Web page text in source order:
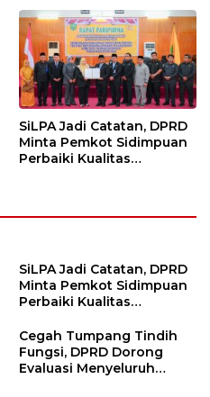
SiLPA Jadi Catatan, DPRD
Minta Pemkot Sidimpuan
Perbaiki Kualitas
SiLPA Jadi Catatan, DPRD
Minta Pemkot Sidimpuan
Perbaiki Kualitas
Cegah Tumpang Tindih
Fungsi, DPRD Dorong
Evaluasi Menyeluruh